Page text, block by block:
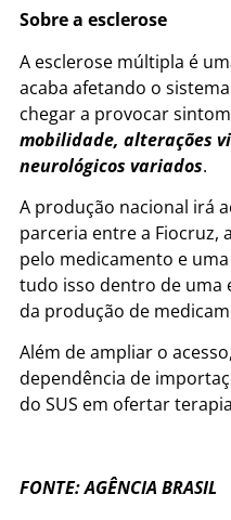
Sobre a esclerose
A esclerose múltipla é
acaba afetando o
chegar a provocar
mobilidade, alterações
neurológicos variados.
A produção nacional irá
parceria entre a Fiocruz,
pelo medicamento e
tudo isso dentro de uma
da produção de
Além de ampliar o
dependência de
do SUS em ofertar
FONTE: AGÊNCIA BRASIL